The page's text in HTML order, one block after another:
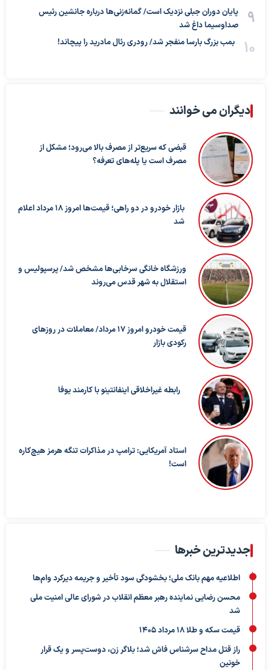
پایان دوران جبلی نزدیک است/ گمانه‌زنی‌ها درباره جانشین رئیس
صداوسیما داغ شد
بمب بزرگ بارسا منفجر شد/ رودری رئال مادرید را پیچاند!
دیگران می خوانند
قبضی که سریع‌تر از مصرف بالا می‌رود؛ مشکل از
مصرف است یا پله‌های تعرفه؟
بازار خودرو در دو راهی؛ قیمت‌ها امروز ۱۸ مرداد اعلام
شد
ورزشگاه خانگی سرخابی‌ها مشخص شد/ پرسپولیس و
استقلال به شهر قدس می‌روند
قیمت خودرو امروز ۱۷ مرداد/ معاملات در روزهای
رکودی بازار
رابطه غیراخلاقی اینفانتینو با کارمند یوفا
استاد آمریکایی: ترامپ در مذاکرات تنگه هرمز هیچ‌کاره
است!
جدیدترین خبرها
اطلاعیه مهم بانک ملی؛ بخشودگی سود تأخیر و جریمه دیرکرد وام‌ها
محسن رضایی نماینده رهبر معظم انقلاب در شورای عالی امنیت ملی
شد
قیمت سکه و طلا 18 مرداد 1405
راز قتل مداح سرشناس فاش شد؛ بلاگر زن، دوست‌پسر و یک قرار
خونین